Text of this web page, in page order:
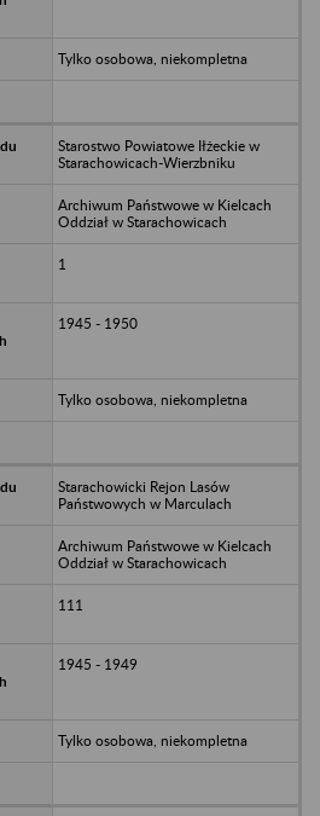
Tylko osobowa, niekompletna
Starostwo Powiatowe Iłżeckie w
Starachowicach-Wierzbniku
Archiwum Państwowe w Kielcach
Oddział w Starachowicach
1
1945 - 1950
Tylko osobowa, niekompletna
Starachowicki Rejon Lasów
Państwowych w Marculach
Archiwum Państwowe w Kielcach
Oddział w Starachowicach
111
1945 - 1949
Tylko osobowa, niekompletna